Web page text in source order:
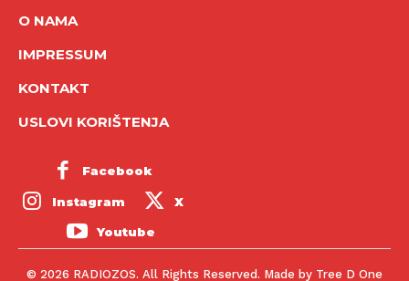
O NAMA
IMPRESSUM
KONTAKT
USLOVI KORIŠTENJA
Facebook
Instagram X
Youtube
© 2026 RADIOZOS. All Rights Reserved. Made by Tree D One